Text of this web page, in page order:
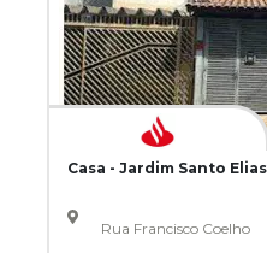
Casa - Jardim Santo
Rua Francisco Coelho